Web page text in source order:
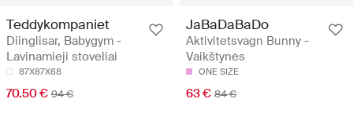
Teddykompaniet
Diinglisar, Babygym -
Lavinamieji stoveliai
87X87X68
70.50 € 94 €
JaBaDaBaDo
Aktivitetsvagn Bunny -
Vaikštynės
ONE SIZE
63 € 84 €